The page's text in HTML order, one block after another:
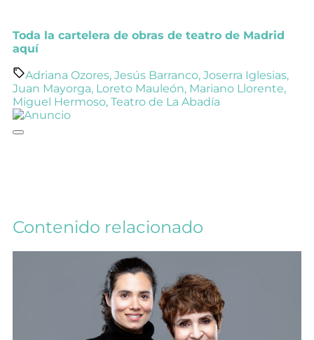
Toda la cartelera de obras de teatro de Madrid
aquí
Adriana Ozores, Jesús Barranco, Joserra Iglesias,
Juan Mayorga, Loreto Mauleón, Mariano Llorente,
Miguel Hermoso, Teatro de La Abadía
Contenido relacionado